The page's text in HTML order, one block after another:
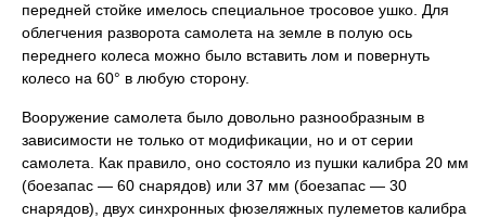
передней стойке имелось специальное тросовое ушко. Для
облегчения разворота самолета на земле в полую ось
переднего колеса можно было вставить лом и повернуть
колесо на 60° в любую сторону.
Вооружение самолета было довольно разнообразным в
зависимости не только от модификации, но и от серии
самолета. Как правило, оно состояло из пушки калибра 20 мм
(боезапас — 60 снарядов) или 37 мм (боезапас — 30
снарядов), двух синхронных фюзеляжных пулеметов калибра